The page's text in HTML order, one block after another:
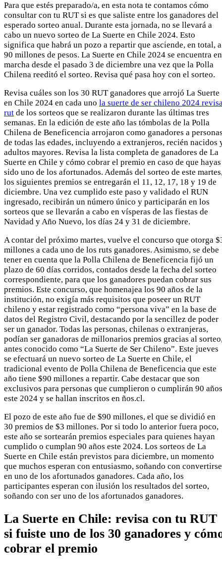
Para que estés preparado/a, en esta nota te contamos cómo
consultar con tu RUT si es que saliste entre los ganadores del
esperado sorteo anual. Durante esta jornada, no se llevará a
cabo un nuevo sorteo de La Suerte en Chile 2024. Esto
significa que habrá un pozo a repartir que asciende, en total, a
90 millones de pesos. La Suerte en Chile 2024 se encuentra en
marcha desde el pasado 3 de diciembre una vez que la Polla
Chilena reeditó el sorteo. Revisa qué pasa hoy con el sorteo.
Revisa cuáles son los 30 RUT ganadores que arrojó La Suerte
en Chile 2024 en cada uno la suerte de ser chileno 2024
rut de los sorteos que se realizaron durante las últimas tres
semanas. En la edición de este año las tómbolas de la Polla
Chilena de Beneficencia arrojaron como ganadores a
de todas las edades, incluyendo a extranjeros, recién nacidos
adultos mayores. Revisa la lista completa de ganadores de La
Suerte en Chile y cómo cobrar el premio en caso de que hayas
sido uno de los afortunados. Además del sorteo de este
los siguientes premios se entregarán el 11, 12, 17, 18 y 19 de
diciembre. Una vez cumplido este paso y validado el RUN
ingresado, recibirán un número único y participarán en los
sorteos que se llevarán a cabo en vísperas de las fiestas de
Navidad y Año Nuevo, los días 24 y 31 de diciembre.
A contar del próximo martes, vuelve el concurso que otorga
millones a cada uno de los ruts ganadores. Asimismo, se debe
tener en cuenta que la Polla Chilena de Beneficencia fijó un
plazo de 60 días corridos, contados desde la fecha del sorteo
correspondiente, para que los ganadores puedan cobrar sus
premios. Este concurso, que homenajea los 90 años de la
institución, no exigía más requisitos que poseer un RUT
chileno y estar registrado como “persona viva” en la base de
datos del Registro Civil, destacando por la sencillez de poder
ser un ganador. Todas las personas, chilenas o extranjeras,
podían ser ganadoras de millonarios premios gracias al
antes conocido como “La Suerte de Ser Chileno”. Este jueves
se efectuará un nuevo sorteo de La Suerte en Chile, el
tradicional evento de Polla Chilena de Beneficencia que este
año tiene $90 millones a repartir. Cabe destacar que son
exclusivos para personas que cumplieron o cumplirán 90 años
este 2024 y se hallan inscritos en ños.cl.
El pozo de este año fue de $90 millones, el que se dividió en
30 premios de $3 millones. Por si todo lo anterior fuera poco,
este año se sortearán premios especiales para quienes hayan
cumplido o cumplan 90 años este 2024. Los sorteos de La
Suerte en Chile están previstos para diciembre, un momento
que muchos esperan con entusiasmo, soñando con convertirse
en uno de los afortunados ganadores. Cada año, los
participantes esperan con ilusión los resultados del sorteo,
soñando con ser uno de los afortunados ganadores.
La Suerte en Chile: revisa con tu RUT
si fuiste uno de los 30 ganadores y
cobrar el premio